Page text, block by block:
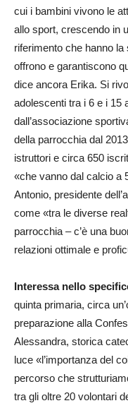
cui i bambini vivono le
allo sport, crescendo in
riferimento che hanno
offrono e garantiscono
dice ancora Erika. Si
adolescenti tra i 6 e i 15
dall’associazione
della parrocchia dal
istruttori e circa 650
«che vanno dal calcio a
Antonio, presidente
come «tra le diverse
parrocchia – c’è una
relazioni ottimale e
Interessa nello
quinta primaria, circa
preparazione alla
Alessandra, storica
luce «l’importanza del
percorso che
tra gli oltre 20 volontari